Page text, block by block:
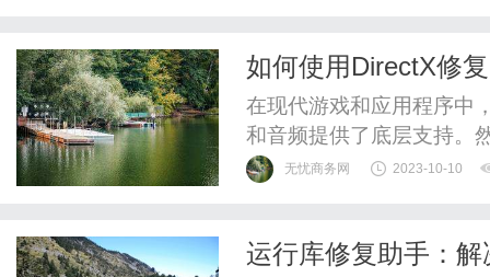
可根据客户要求进行定制
如何使用DirectX修
在现代游戏和应用程序中
和音频提供了底层支持。
能会遇到一些与DirectX
具。DirectX修复工具...
无忧商务网 2023-10-10
运行库修复助手：